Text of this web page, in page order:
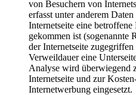
von Besuchern von
erfasst unter anderem
Internetseite eine betroffene
gekommen ist (sogenannte
der Internetseite
Verweildauer eine
Analyse wird überwiegend
Internetseite und zur
Internetwerbung eingesetzt.